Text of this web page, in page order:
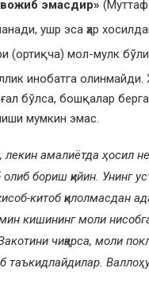
вожиб эмасдир»
ушр эса ҳар
(ортиқча) мол-мулк
инобатга
бўлса, бошқалар
мумкин эмас.
амалиётда ҳосил
бориш қийин. Унинг
китоб қилолмасдан
кишининг моли
Закотини чиқарса, моли
таъкидлайдилар.